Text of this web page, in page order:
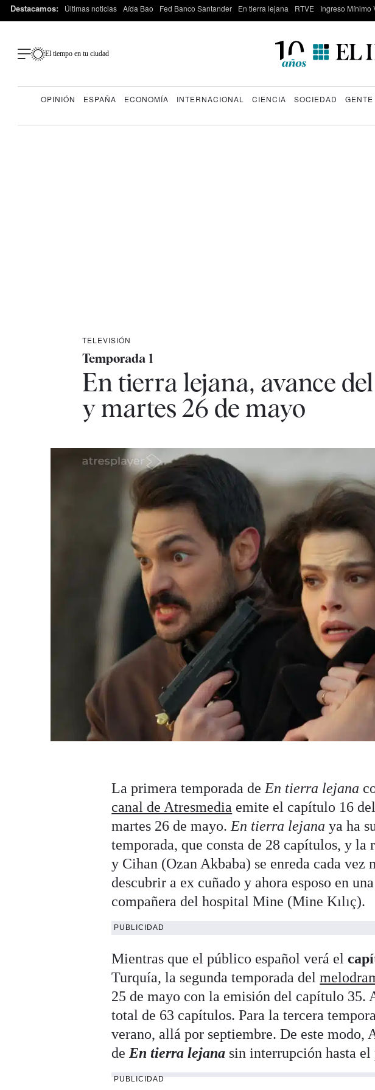
Destacamos: Últimas noticias Aída Bao Fed Banco Santander En tierra lejana RTVE Ingreso Mínimo
El tiempo en tu ciudad
OPINIÓN ESPAÑA ECONOMÍA INTERNACIONAL CIENCIA SOCIEDAD GENTE
TELEVISIÓN
Temporada 1
En tierra lejana, avance
y martes 26 de mayo
La primera temporada de En tierra lejana
canal de Atresmedia emite el capítulo 16
martes 26 de mayo. En tierra lejana ya ha
temporada, que consta de 28 capítulos, y
y Cihan (Ozan Akbaba) se enreda cada vez
descubrir a ex cuñado y ahora esposo en
compañera del hospital Mine (Mine Kılıç).
PUBLICIDAD
Mientras que el público español verá el
Turquía, la segunda temporada del
25 de mayo con la emisión del capítulo 35.
total de 63 capítulos. Para la tercera
verano, allá por septiembre. De este modo,
de En tierra lejana sin interrupción hasta el
PUBLICIDAD